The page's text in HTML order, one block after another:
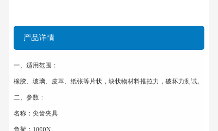
产品详情
一、适用范围：
橡胶、玻璃、皮革、纸张等片状，块状物材料推拉力，破坏力测试。
二、参数：
名称：尖齿夹具
负荷：1000N